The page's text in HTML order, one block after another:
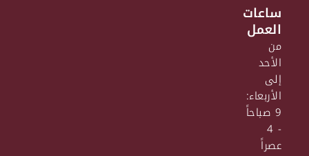
ساعات
العمل
من
الأحد
إلى
الأربعاء:
9 صباحاً
- 4
عصراً